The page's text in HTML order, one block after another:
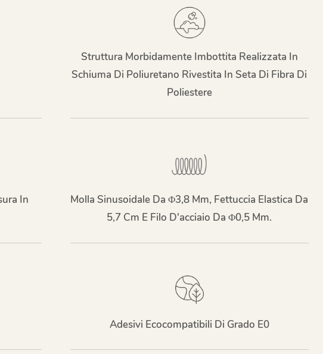
Struttura Morbidamente Imbottita Realizzata In
Schiuma Di Poliuretano Rivestita In Seta Di Fibra Di
Poliestere
In
Molla Sinusoidale Da Φ3,8 Mm, Fettuccia Elastica Da
5,7 Cm E Filo D'acciaio Da Φ0,5 Mm.
Adesivi Ecocompatibili Di Grado E0